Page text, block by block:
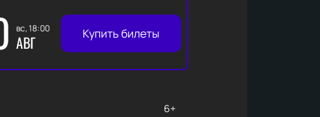
вс, 18:00
АВГ Купить билеты
6+